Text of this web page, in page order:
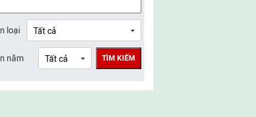
UBMTTQ Việt Nam tỉnh Lào Cai
UBMTTQ Việt Nam tỉnh Thái Nguyên
loại
năm TÌM KIẾM